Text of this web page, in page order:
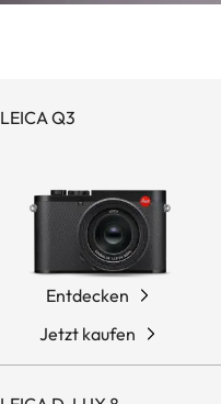
LEICA Q3
Entdecken
Jetzt kaufen